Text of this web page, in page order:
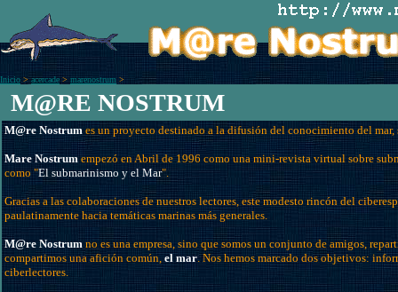
Inicio >acercade> marenostrum >
M@RE NOSTRUM
M@re Nostrum es un proyecto destinado a la difusión del conocimiento del
Mare Nostrum empezó en Abril de 1996 como una mini-revista virtual sobre
como "El submarinismo y el Mar".
Gracias a las colaboraciones de nuestros lectores, este modesto rincón del
paulatinamente hacia temáticas marinas más generales.
M@re Nostrum no es una empresa, sino que somos un conjunto de amigos,
compartimos una afición común,el mar. Nos hemos marcado dos objetivos:
ciberlectores.